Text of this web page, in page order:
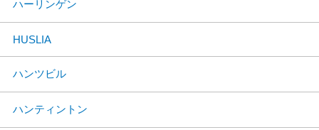
ハーリンゲン
HUSLIA
ハンツビル
ハンティントン